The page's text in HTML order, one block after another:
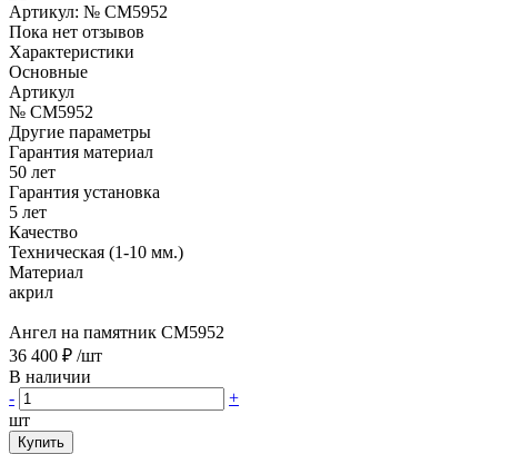
Артикул: № CM5952
Пока нет отзывов
Характеристики
Основные
Артикул
№ CM5952
Другие параметры
Гарантия материал
50 лет
Гарантия установка
5 лет
Качество
Техническая (1-10 мм.)
Материал
акрил
Ангел на памятник CM5952
36 400 ₽ /шт
В наличии
-
+
шт
Купить